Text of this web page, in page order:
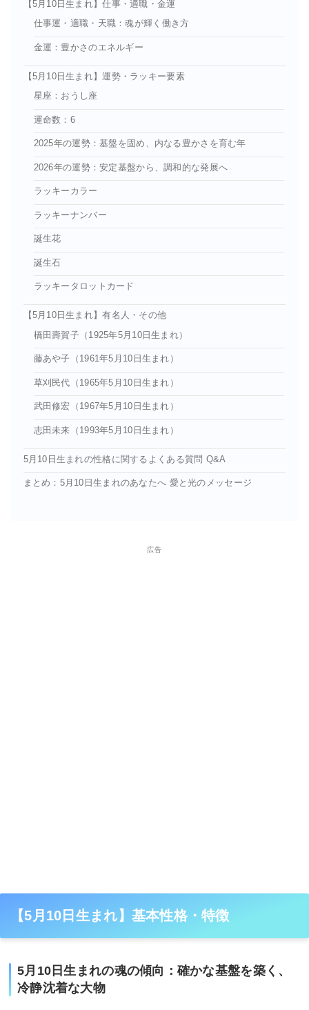
【5月10日生まれ】仕事・適職・金運
仕事運・適職・天職：魂が輝く働き方
金運：豊かさのエネルギー
【5月10日生まれ】運勢・ラッキー要素
星座：おうし座
運命数：6
2025年の運勢：基盤を固め、内なる豊かさを育む年
2026年の運勢：安定基盤から、調和的な発展へ
ラッキーカラー
ラッキーナンバー
誕生花
誕生石
ラッキータロットカード
【5月10日生まれ】有名人・その他
橋田壽賀子（1925年5月10日生まれ）
藤あや子（1961年5月10日生まれ）
草刈民代（1965年5月10日生まれ）
武田修宏（1967年5月10日生まれ）
志田未来（1993年5月10日生まれ）
5月10日生まれの性格に関するよくある質問 Q&A
まとめ：5月10日生まれのあなたへ 愛と光のメッセージ
広告
【5月10日生まれ】基本性格・特徴
5月10日生まれの魂の傾向：確かな基盤を築く、
冷静沈着な大物